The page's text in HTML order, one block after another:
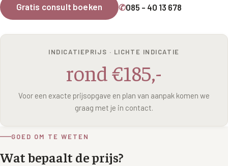
Wangen
Hyperpigmentatie
Saypha Volume Plus
Sculptra (collageen aanmaak)
Silhouette Soft
Teosyal Redensity
HUID & AANVULLEND
Peeling
Plexr Soft Surgery
Volume Verlies Profiel
Atletisch verouderings profiel
Digitale Nek Profiel
Gratis consult boeken ✆085 - 40 13 678
INDICATIEPRIJS · LICHTE INDICATIE
rond €185,-
Voor een exacte prijsopgave en plan van aanpak komen we
graag met je in contact.
GOED OM TE WETEN
Wat bepaalt de prijs?